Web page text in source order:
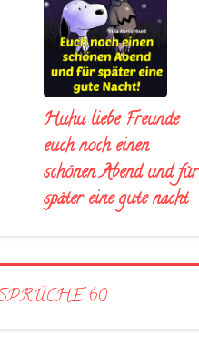
Huhu liebe Freunde
euch noch einen
schönen Abend und für
später eine gute nacht
60